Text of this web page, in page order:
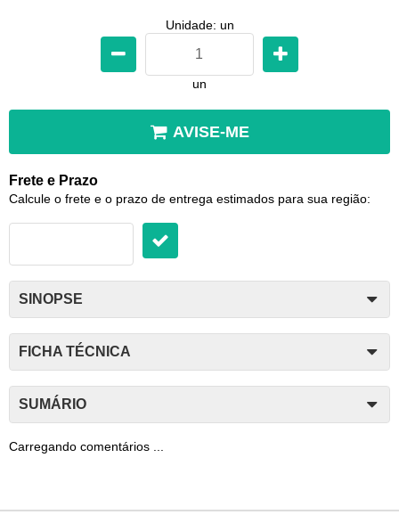
Unidade: un
un
AVISE-ME
Frete e Prazo
Calcule o frete e o prazo de entrega estimados para sua região:
SINOPSE
FICHA TÉCNICA
SUMÁRIO
Carregando comentários ...